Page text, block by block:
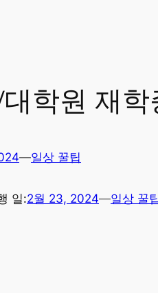
학원 재
—일상 꿀팁
일:2월 23, 2024—일상 꿀